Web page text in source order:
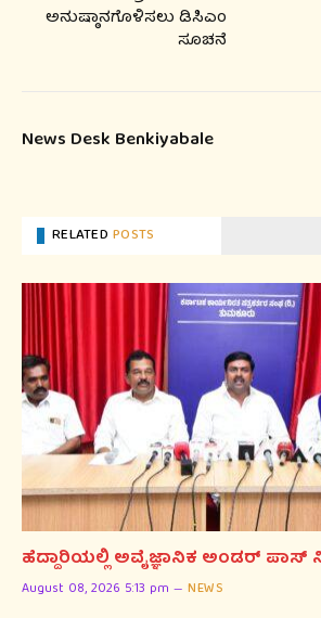
ಅನುಷ್ಠಾನಗೊಳಿಸಲು ಡಿಸಿಎಂ
ಸೂಚನೆ
News Desk Benkiyabale
RELATEDPOSTS
ಹೆದ್ದಾರಿಯಲ್ಲಿ ಅವೈಜ್ಞಾನಿಕ ಅಂಡರ್
August 08, 2026 5:13 pm NEWS